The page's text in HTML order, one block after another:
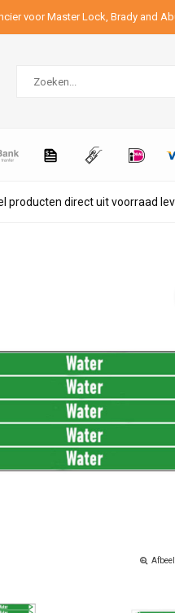
voor Master Lock, Brady and
producten direct uit voorraad